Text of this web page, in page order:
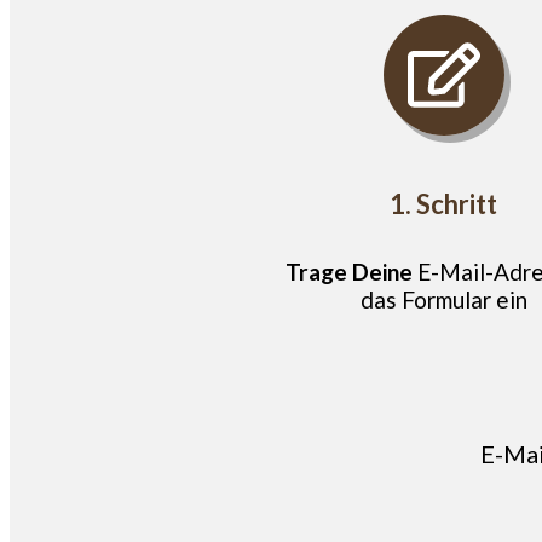
1. Schritt
Trage Deine E-Mail-
das Formular ein
E-